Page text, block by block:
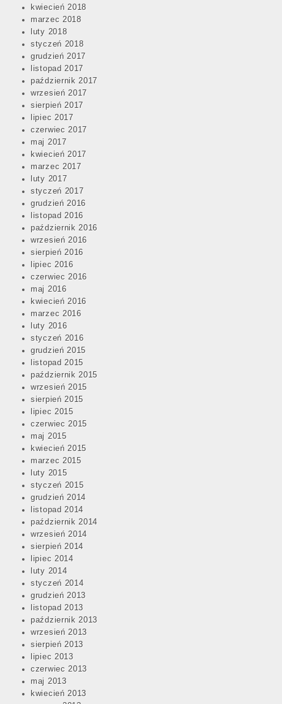
kwiecień 2018
marzec 2018
luty 2018
styczeń 2018
grudzień 2017
listopad 2017
październik 2017
wrzesień 2017
sierpień 2017
lipiec 2017
czerwiec 2017
maj 2017
kwiecień 2017
marzec 2017
luty 2017
styczeń 2017
grudzień 2016
listopad 2016
październik 2016
wrzesień 2016
sierpień 2016
lipiec 2016
czerwiec 2016
maj 2016
kwiecień 2016
marzec 2016
luty 2016
styczeń 2016
grudzień 2015
listopad 2015
październik 2015
wrzesień 2015
sierpień 2015
lipiec 2015
czerwiec 2015
maj 2015
kwiecień 2015
marzec 2015
luty 2015
styczeń 2015
grudzień 2014
listopad 2014
październik 2014
wrzesień 2014
sierpień 2014
lipiec 2014
luty 2014
styczeń 2014
grudzień 2013
listopad 2013
październik 2013
wrzesień 2013
sierpień 2013
lipiec 2013
czerwiec 2013
maj 2013
kwiecień 2013